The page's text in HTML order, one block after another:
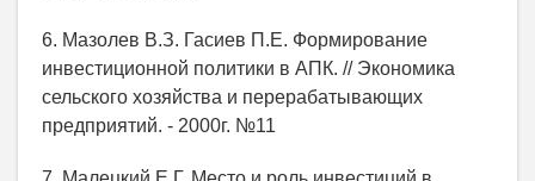
6. Мазолев В.З. Гасиев П.Е. Формирование
инвестиционной политики в АПК. // Экономика
сельского хозяйства и перерабатывающих
предприятий. - 2000г. №11